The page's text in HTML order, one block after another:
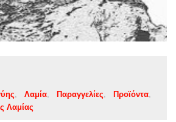
Λαμία Παραγγελίες
Προϊόντα
Λαμίας